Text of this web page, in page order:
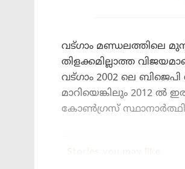
വട്ഗാം മണ്ഡലത്തിലെ
തിളക്കമില്ലാത്ത
വട്ഗാം 2002 ലെ
മാറിയെങ്കിലും 2012 ൽ
കോൺഗ്രസ്